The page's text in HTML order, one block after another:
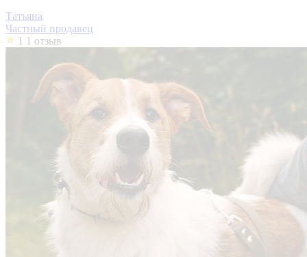
Татьяна
Частный продавец
1 1 отзыв